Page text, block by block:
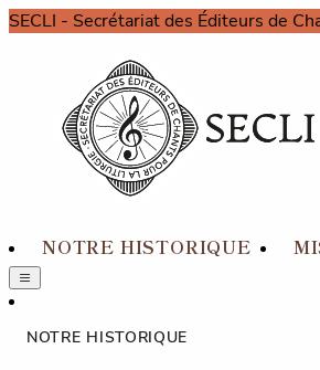
SECLI - Secrétariat des Éditeurs de
NOTRE HISTORIQUE
NOTRE HISTORIQUE